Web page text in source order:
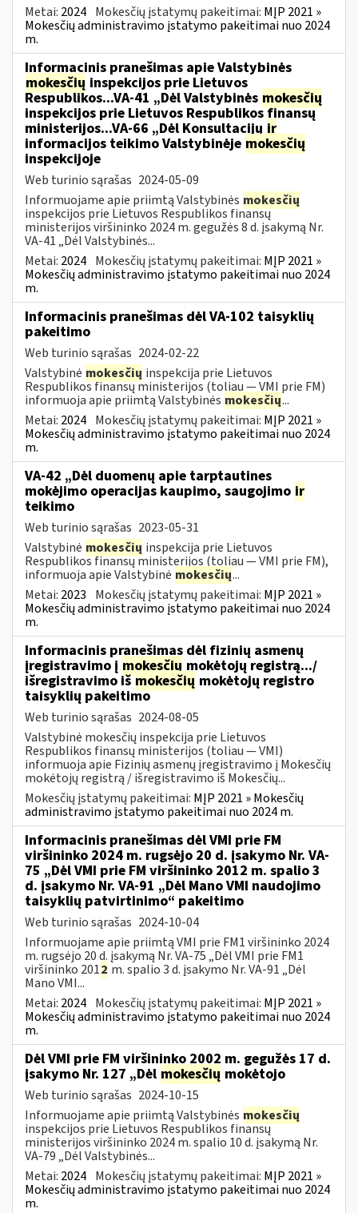
Metai: 2024 Mokesčių įstatymų pakeitimai: MĮP 2021 »
Mokesčių administravimo įstatymo pakeitimai nuo 2024
m.
Informacinis pranešimas apie Valstybinės
mokesčių inspekcijos prie Lietuvos
Respublikos...VA-41 „Dėl Valstybinės mokesčių
inspekcijos prie Lietuvos Respublikos finansų
ministerijos...VA-66 „Dėl Konsultacijų ir
informacijos teikimo Valstybinėje mokesčių
inspekcijoje
Web turinio sąrašas 2024-05-09
Informuojame apie priimtą Valstybinės mokesčių
inspekcijos prie Lietuvos Respublikos finansų
ministerijos viršininko 2024 m. gegužės 8 d. įsakymą Nr.
VA-41 „Dėl Valstybinės...
Metai: 2024 Mokesčių įstatymų pakeitimai: MĮP 2021 »
Mokesčių administravimo įstatymo pakeitimai nuo 2024
m.
Informacinis pranešimas dėl VA-102 taisyklių
pakeitimo
Web turinio sąrašas 2024-02-22
Valstybinė mokesčių inspekcija prie Lietuvos
Respublikos finansų ministerijos (toliau ― VMI prie FM)
informuoja apie priimtą Valstybinės mokesčių...
Metai: 2024 Mokesčių įstatymų pakeitimai: MĮP 2021 »
Mokesčių administravimo įstatymo pakeitimai nuo 2024
m.
VA-42 „Dėl duomenų apie tarptautines
mokėjimo operacijas kaupimo, saugojimo ir
teikimo
Web turinio sąrašas 2023-05-31
Valstybinė mokesčių inspekcija prie Lietuvos
Respublikos finansų ministerijos (toliau ― VMI prie FM),
informuoja apie Valstybinė mokesčių...
Metai: 2023 Mokesčių įstatymų pakeitimai: MĮP 2021 »
Mokesčių administravimo įstatymo pakeitimai nuo 2024
m.
Informacinis pranešimas dėl fizinių asmenų
įregistravimo į mokesčių mokėtojų registrą.../
išregistravimo išmokesčių mokėtojų registro
taisyklių pakeitimo
Web turinio sąrašas 2024-08-05
Valstybinė mokesčių inspekcija prie Lietuvos
Respublikos finansų ministerijos (toliau — VMI)
informuoja apie Fizinių asmenų įregistravimo į Mokesčių
mokėtojų registrą / išregistravimo iš Mokesčių...
Mokesčių įstatymų pakeitimai: MĮP 2021 » Mokesčių
administravimo įstatymo pakeitimai nuo 2024 m.
Informacinis pranešimas dėl VMI prie FM
viršininko 2024 m. rugsėjo 20 d. įsakymo Nr. VA-
75 „Dėl VMI prie FM viršininko 2012 m. spalio 3
d. įsakymo Nr. VA-91 „Dėl Mano VMI naudojimo
taisyklių patvirtinimo“ pakeitimo
Web turinio sąrašas 2024-10-04
Informuojame apie priimtą VMI prie FM1 viršininko 2024
m. rugsėjo 20 d. įsakymą Nr. VA-75 „Dėl VMI prie FM1
viršininko 2012 m. spalio 3 d. įsakymo Nr. VA-91 „Dėl
Mano VMI...
Metai: 2024 Mokesčių įstatymų pakeitimai: MĮP 2021 »
Mokesčių administravimo įstatymo pakeitimai nuo 2024
m.
Dėl VMI prie FM viršininko 2002 m. gegužės 17 d.
įsakymo Nr. 127 „Dėl mokesčių mokėtojo
Web turinio sąrašas 2024-10-15
Informuojame apie priimtą Valstybinės mokesčių
inspekcijos prie Lietuvos Respublikos finansų
ministerijos viršininko 2024 m. spalio 10 d. įsakymą Nr.
VA-79 „Dėl Valstybinės...
Metai: 2024 Mokesčių įstatymų pakeitimai: MĮP 2021 »
Mokesčių administravimo įstatymo pakeitimai nuo 2024
m.